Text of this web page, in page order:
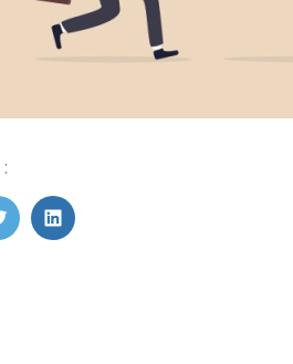
LinkedIn